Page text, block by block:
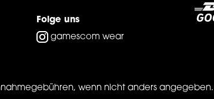
Folge uns
gamescom wear
wenn nicht anders angegeben.